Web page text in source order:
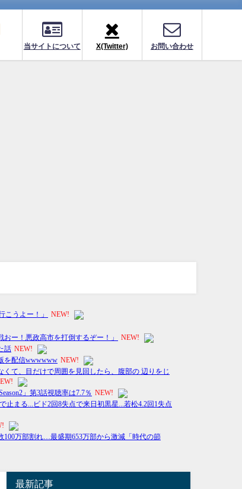
当サイトについて X(Twitter) お問い合わせ
最新記事